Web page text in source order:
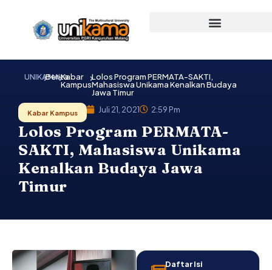
UNIKAMA
BeritaKabar
Kampus
Lolos Program PERMATA-SAKTI,
Mahasiswa Unikama Kenalkan Budaya
Jawa Timur
Kabar Kampus Juli 21, 2021 2:59 Pm
Lolos Program PERMATA-
SAKTI, Mahasiswa Unikama
Kenalkan Budaya Jawa
Timur
Daftar Isi